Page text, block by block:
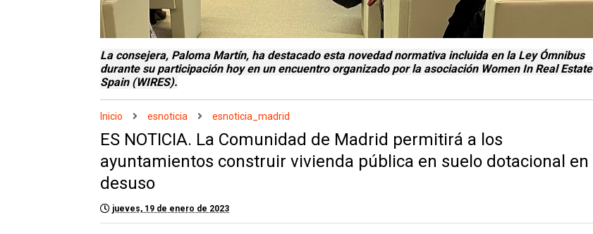
La consejera, Paloma Martín, ha destacado esta novedad normativa incluida en la Ley Ómnibus
durante su participación hoy en un encuentro organizado por la asociación Women In Real Estate
Spain (WIRES).
Inicio esnoticia esnoticia_madrid
ES NOTICIA. La Comunidad de Madrid permitirá a los
ayuntamientos construir vivienda pública en suelo dotacional en
desuso
jueves, 19 de enero de 2023